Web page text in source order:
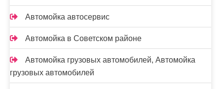
Автомойка автосервис
Автомойка в Советском районе
Автомойка грузовых автомобилей, Автомойка
грузовых автомобилей